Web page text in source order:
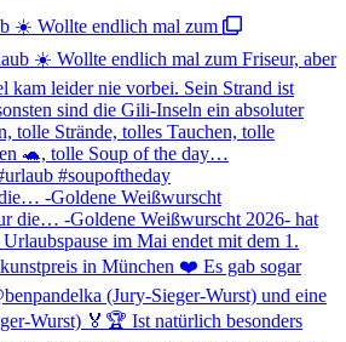
☀️ Wollte endlich mal zum
-Goldene Weißwurscht